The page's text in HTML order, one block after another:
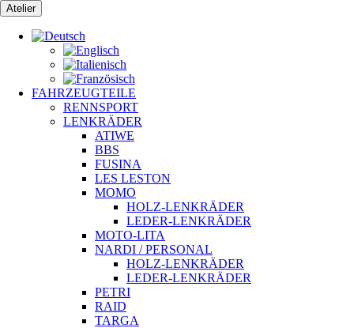
Zum
Inhalt
springen
Atelier
FAHRZEUGTEILE
RENNSPORT
LENKRÄDER
ATIWE
BBS
FUSINA
LES LESTON
MOMO
HOLZ-LENKRÄDER
LEDER-LENKRÄDER
MOTO-LITA
NARDI / PERSONAL
HOLZ-LENKRÄDER
LEDER-LENKRÄDER
PETRI
RAID
TARGA